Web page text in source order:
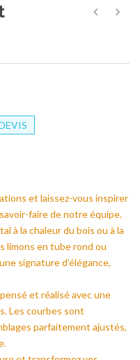
et laissez-vous inspirer
faire de notre équipe.
à la chaleur du bois ou à la
limons en tube rond ou
signature d’élégance,
et réalisé avec une
Les courbes sont
parfaitement ajustés,